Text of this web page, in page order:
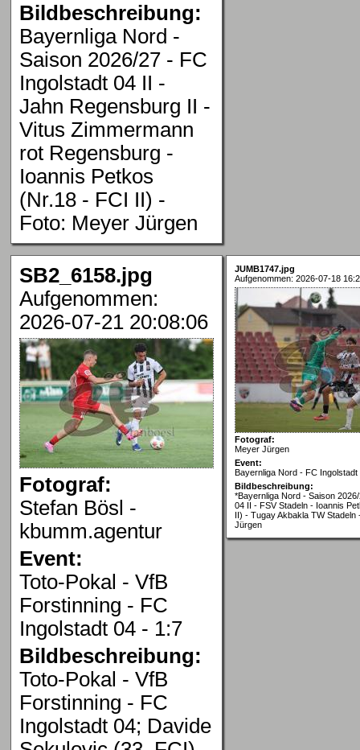
Bildbeschreibung:
Bayernliga Nord -
Saison 2026/27 - FC
Ingolstadt 04 II -
Jahn Regensburg II -
Vitus Zimmermann
rot Regensburg -
Ioannis Petkos
(Nr.18 - FCI II) -
Foto: Meyer Jürgen
SB2_6158.jpg
Aufgenommen:
2026-07-21 20:08:06
Fotograf:
Stefan Bösl -
kbumm.agentur
Event:
Toto-Pokal - VfB
Forstinning - FC
Ingolstadt 04 - 1:7
Bildbeschreibung:
Toto-Pokal - VfB
Forstinning - FC
Ingolstadt 04; Davide
JUMB1747.jpg
Aufgenommen: 2026-07-18
Fotograf:
Meyer Jürgen
Event:
Bayernliga Nord - FC Ingolstadt
Bildbeschreibung:
*Bayernliga Nord - Saison
04 II - FSV Stadeln - Ioannis
II) - Tugay Akbakla TW Stadeln
Jürgen